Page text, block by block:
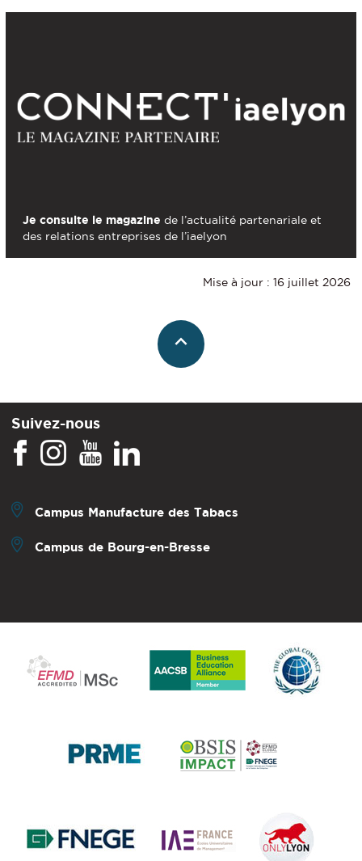
Je consulte le magazine de l’actualité partenariale et
des relations entreprises de l’iaelyon
Mise à jour : 16 juillet 2026
Suivez-nous
Campus Manufacture des Tabacs
Campus de Bourg-en-Bresse